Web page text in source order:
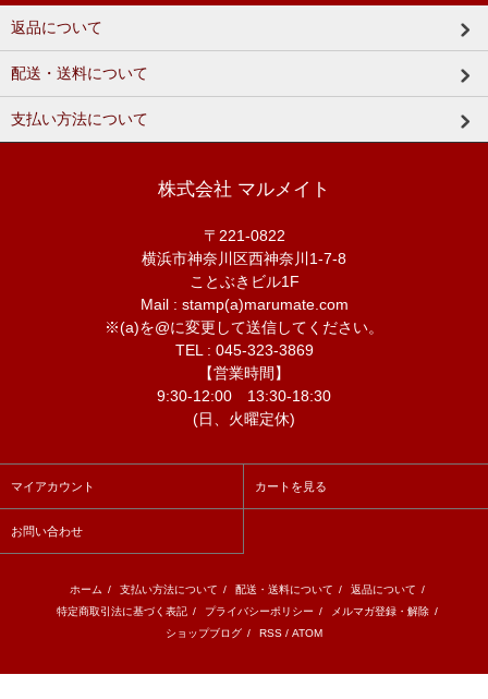
返品について
配送・送料について
支払い方法について
株式会社 マルメイト
〒221-0822
横浜市神奈川区西神奈川1-7-8
ことぶきビル1F
Mail : stamp(a)marumate.com
※(a)を@に変更して送信してください。
TEL : 045-323-3869
【営業時間】
9:30-12:00 13:30-18:30
(日、火曜定休)
マイアカウント カートを見る
お問い合わせ
ホーム / 支払い方法について / 配送・送料について / 返品について /
特定商取引法に基づく表記 / プライバシーポリシー / メルマガ登録・解除 /
ショップブログ / RSS / ATOM